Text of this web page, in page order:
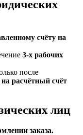
счёту на
3‑х рабочих
после
расчётный счёт
лиц
заказа.